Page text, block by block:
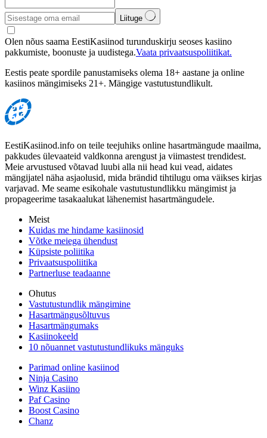
Liituge
Olen nõus saama EestiKasiinod turunduskirju seoses kasiino
pakkumiste, boonuste ja uudistega.Vaata privaatsuspoliitikat.
Eestis peate spordile panustamiseks olema 18+ aastane ja online
kasiinos mängimiseks 21+. Mängige vastutustundlikult.
EestiKasiinod.info on teile teejuhiks online hasartmängude maailma,
pakkudes ülevaateid valdkonna arengust ja viimastest trendidest.
Meie arvustused võtavad luubi alla nii head kui vead, aidates
mängijatel näha asjaolusid, mida brändid tihtilugu oma väikses kirjas
varjavad. Me seame esikohale vastutustundlikku mängimist ja
propageerime tasakaalukat lähenemist hasartmängudele.
Meist
Kuidas me hindame kasiinosid
Võtke meiega ühendust
Küpsiste poliitika
Privaatsuspoliitika
Partnerluse teadaanne
Ohutus
Vastutustundlik mängimine
Hasartmängusõltuvus
Hasartmängumaks
Kasiinokeeld
10 nõuannet vastutustundlikuks mänguks
Parimad online kasiinod
Ninja Casino
Winz Kasiino
Paf Casino
Boost Casino
Chanz